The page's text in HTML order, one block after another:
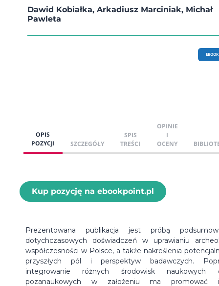
Dawid Kobiałka, Arkadiusz Marciniak, Michał
Pawleta
EBOOK
OPIS
POZYCJI
SZCZEGÓŁY
SPIS
TREŚCI
OPINIE
I
OCENY
Kup pozycję na ebookpoint.pl
Prezentowana publikacja jest próbą
dotychczasowych doświadczeń w uprawianiu
współczesności w Polsce, a także nakreślenia
przyszłych pól i perspektyw badawczych.
integrowanie różnych środowisk naukowych
pozanaukowych w założeniu ma promować